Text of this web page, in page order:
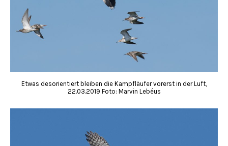
Etwas desorientiert bleiben die Kampfläufer vorerst in der Luft,
22.03.2019 Foto: Marvin Lebéus